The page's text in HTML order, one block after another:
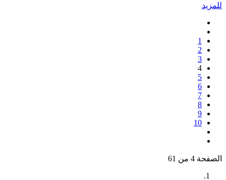
للمزيد
1
2
3
4
5
6
7
8
9
10
الصفحة 4 من 61